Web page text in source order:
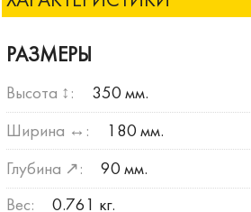
РАЗМЕРЫ
Высота ↕: 350 мм.
Ширина ↔: 180 мм.
Глубина ↗: 90 мм.
Вес: 0.761 кг.